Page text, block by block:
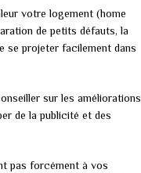
votre logement (home
de petits défauts, la
se projeter facilement dans
sur les améliorations
de la publicité et des
pas forcément à vos